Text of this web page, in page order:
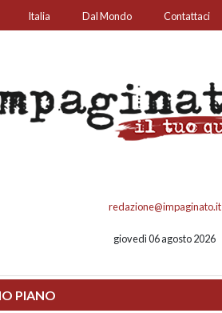
Italia Dal Mondo Contattaci
redazione@impaginato.it
giovedì 06 agosto 2026
PIANO